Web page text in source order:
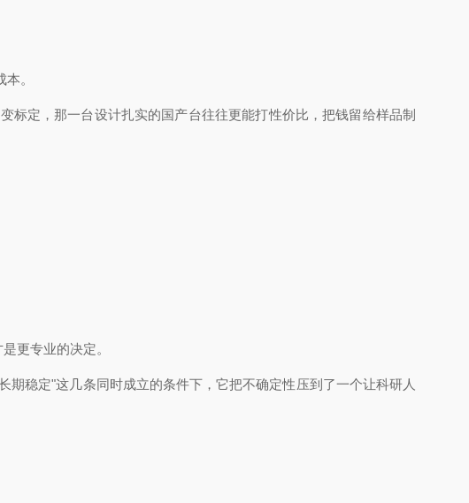
。
定，那一台设计扎实的国产台往往更能打性价比，把钱留给样品制
更专业的决定。
稳定"这几条同时成立的条件下，它把不确定性压到了一个让科研人